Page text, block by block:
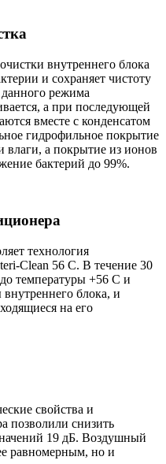
внутреннего блока
и сохраняет чистоту
режима
а при последующей
вместе с конденсатом
гидрофильное покрытие
влаги, а покрытие из ионов
бактерий до 99%.
технология
Clean 56 С. В течение 30
температуры +56 C и
блока, и
на его
свойства и
позволили снизить
19 дБ. Воздушный
равномерным, но и